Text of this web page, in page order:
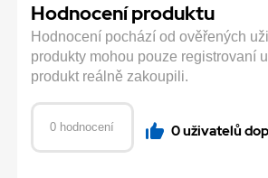
Hodnocení produktu
Hodnocení pochází od ověřených
produkty mohou pouze registrovaní
produkt reálně zakoupili.
0 hodnocení 0 uživatelů